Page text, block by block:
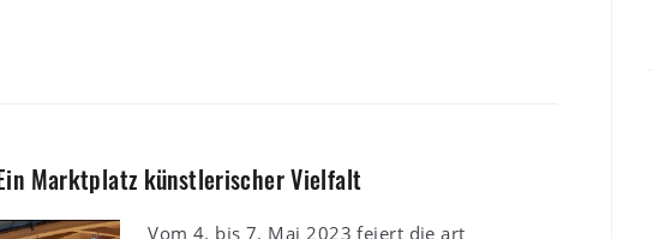
Marktplatz künstlerischer Vielfalt
Vom 4. bis 7. Mai 2023 feiert die art